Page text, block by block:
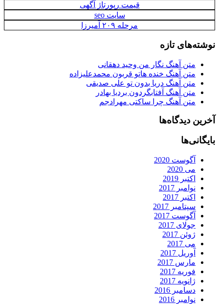
قیمت رپورتاژ آگهی
سایت seo
مرحله ۲۰۹ آمیرزا
نوشته‌های تازه
متن آهنگ نگار من وحید دهقانی
متن آهنگ خنده هاتو قربون محمدعلیزاده
متن آهنگ دریا بدون تو علی صدیقی
متن آهنگ آفتابگردون بردیا بهادر
متن آهنگ چرا ساکتی مهرادجم
آخرین دیدگاه‌ها
بایگانی‌ها
آگوست 2020
می 2020
اکتبر 2019
نوامبر 2017
اکتبر 2017
سپتامبر 2017
آگوست 2017
جولای 2017
ژوئن 2017
می 2017
آوریل 2017
مارس 2017
فوریه 2017
ژانویه 2017
دسامبر 2016
نوامبر 2016